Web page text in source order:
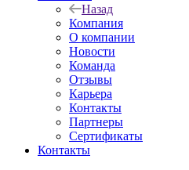
Назад
Компания
О компании
Новости
Команда
Отзывы
Карьера
Контакты
Партнеры
Сертификаты
Контакты